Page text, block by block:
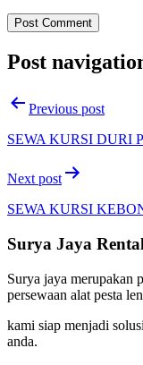
Post
Previous post
SEWA KURSI DURI
Next post
SEWA KURSI
Surya Jaya
Surya jaya merupakan
persewaan alat pesta
kami siap menjadi
anda.